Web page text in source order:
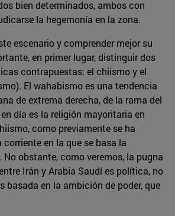
bien determinados, ambos con
la hegemonía en la zona.
escenario y comprender mejor su
en primer lugar, distinguir dos
contrapuestas: el chiismo y el
El wahabismo es una tendencia
de extrema derecha, de la rama del
día es la religión mayoritaria en
como previamente se ha
corriente en la que se basa la
No obstante, como veremos, la pugna
Irán y Arabia Saudí es política, no
basada en la ambición de poder, que